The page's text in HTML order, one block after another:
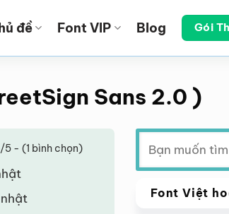
đề Font VIP Blog Gói
Sans 2.0 )
5 - (1 bình chọn)
Tìm
kiếm:
Font Việt